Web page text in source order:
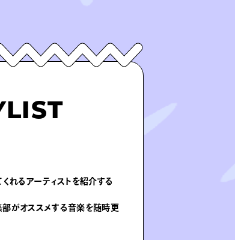
れるアーティストを紹介する
部がオススメする音楽を随時更